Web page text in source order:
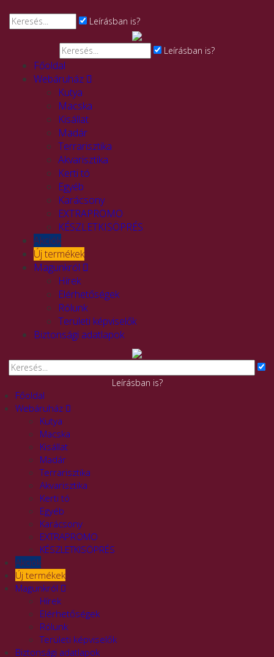
Leírásban is?
Leírásban is?
Főoldal
Webáruház
Kutya
Macska
Kisállat
Madár
Terrarisztika
Akvarisztika
Kerti tó
Egyéb
Karácsony
EXTRAPROMO
KÉSZLETKISÖPRÉS
Akciók
Új termékek
Magunkról
Hírek
Elérhetőségek
Rólunk
Területi képviselők
Biztonsági adatlapok
Leírásban is?
Főoldal
Webáruház
Kutya
Macska
Kisállat
Madár
Terrarisztika
Akvarisztika
Kerti tó
Egyéb
Karácsony
EXTRAPROMO
KÉSZLETKISÖPRÉS
Akciók
Új termékek
Magunkról
Hírek
Elérhetőségek
Rólunk
Területi képviselők
Biztonsági adatlapok